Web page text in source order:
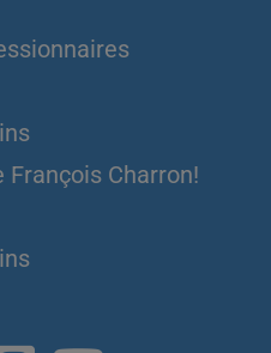
François Charron!